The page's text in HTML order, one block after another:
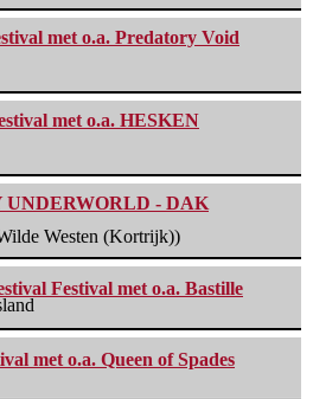
met o.a. Predatory Void
met o.a. HESKEN
- DAK
Westen (Kortrijk))
Festival met o.a. Bastille
met o.a. Queen of Spades